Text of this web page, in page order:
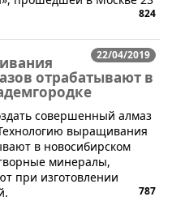
824
22/04/2019
отрабатывают в
совершенный алмаз
выращивания
в новосибирском
минералы,
при изготовлении
787